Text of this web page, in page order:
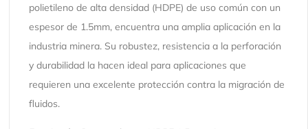
polietileno de alta densidad (HDPE) de uso común con un
espesor de 1.5mm, encuentra una amplia aplicación en la
industria minera. Su robustez, resistencia a la perforación
y durabilidad la hacen ideal para aplicaciones que
requieren una excelente protección contra la migración de
fluidos.